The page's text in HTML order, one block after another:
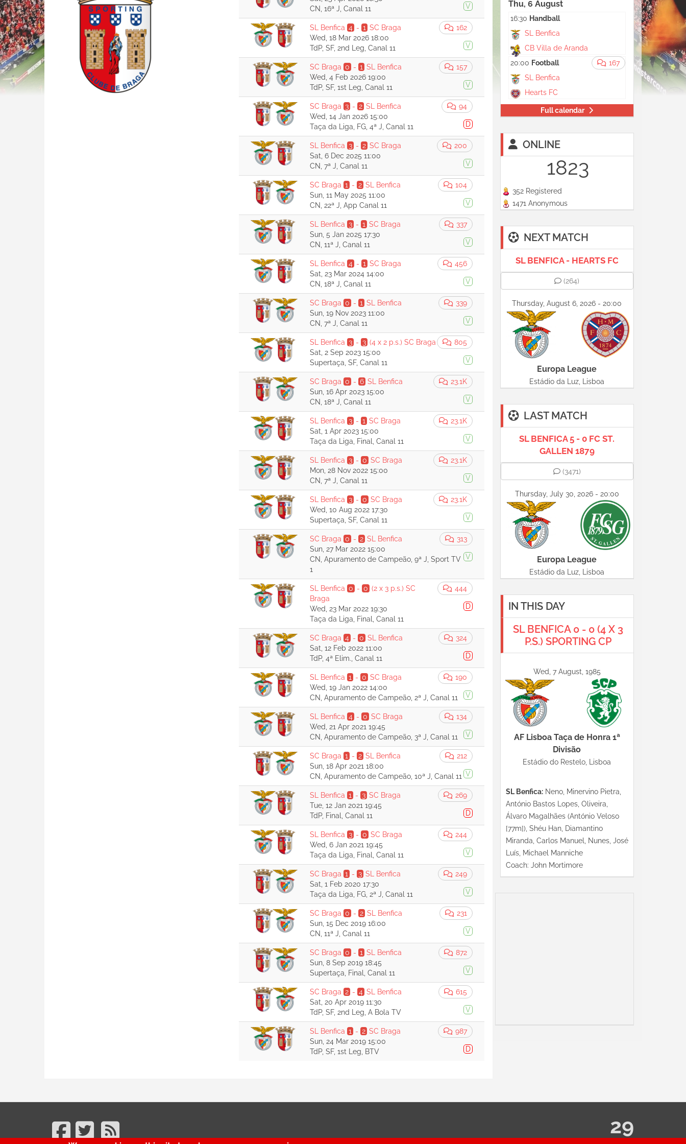
V
CN, 16ª J, Canal 11
162
V
SL Benfica 4- 1 SC Braga
Wed, 18 Mar 2026 18:00
TdP, SF, 2nd Leg, Canal 11
157
V
SC Braga 0 - 1 SL Benfica
Wed, 4 Feb 2026 19:00
TdP, SF, 1st Leg, Canal 11
94
D
SC Braga 3- 2 SL Benfica
Wed, 14 Jan 2026 15:00
Taça da Liga, FG, 4ª J, Canal 11
200
V
SL Benfica 3- 2 SC Braga
Sat, 6 Dec 2025 11:00
CN, 7ª J, Canal 11
104
V
SC Braga 1 - 2 SL Benfica
Sun, 11 May 2025 11:00
CN, 22ª J, App Canal 11
337
V
SL Benfica 3- 1 SC Braga
Sun, 5 Jan 2025 17:30
CN, 11ª J, Canal 11
456
V
SL Benfica 4- 1 SC Braga
Sat, 23 Mar 2024 14:00
CN, 18ª J, Canal 11
339
V
SC Braga 0 - 1 SL Benfica
Sun, 19 Nov 2023 11:00
CN, 7ª J, Canal 11
805
V
SL Benfica 3- 3(4 x 2 p.s.) SC Braga
Sat, 2 Sep 2023 15:00
Supertaça, SF, Canal 11
23.1K
V
SC Braga 0 - 6 SL Benfica
Sun, 16 Apr 2023 15:00
CN, 18ª J, Canal 11
23.1K
V
SL Benfica 3- 1 SC Braga
Sat, 1 Apr 2023 15:00
Taça da Liga, Final, Canal 11
23.1K
V
SL Benfica 3- 0 SC Braga
Mon, 28 Nov 2022 15:00
CN, 7ª J, Canal 11
23.1K
V
SL Benfica 3- 0 SC Braga
Wed, 10 Aug 2022 17:30
Supertaça, SF, Canal 11
313
V
SC Braga 0 - 2 SL Benfica
Sun, 27 Mar 2022 15:00
CN, Apuramento de Campeão, 9ª J, Sport TV
1
444
D
SL Benfica 0 - 0 (2 x 3 p.s.) SC
Braga
Wed, 23 Mar 2022 19:30
Taça da Liga, Final, Canal 11
324
D
SC Braga 4- 0 SL Benfica
Sat, 12 Feb 2022 11:00
TdP, 4ª Elim., Canal 11
190
V
SL Benfica 1 - 0 SC Braga
Wed, 19 Jan 2022 14:00
CN, Apuramento de Campeão, 2ª J, Canal 11
134
V
SL Benfica 4- 0 SC Braga
Wed, 21 Apr 2021 19:45
CN, Apuramento de Campeão, 3ª J, Canal 11
212
V
SC Braga 1 - 2 SL Benfica
Sun, 18 Apr 2021 18:00
CN, Apuramento de Campeão, 10ª J, Canal 11
269
D
SL Benfica 1 - 3 SC Braga
Tue, 12 Jan 2021 19:45
TdP, Final, Canal 11
244
V
SL Benfica 3- 0 SC Braga
Wed, 6 Jan 2021 19:45
Taça da Liga, Final, Canal 11
249
V
SC Braga 1 - 3 SL Benfica
Sat, 1 Feb 2020 17:30
Taça da Liga, FG, 2ª J, Canal 11
231
V
SC Braga 0 - 2 SL Benfica
Sun, 15 Dec 2019 16:00
CN, 11ª J, Canal 11
872
V
SC Braga 0 - 1 SL Benfica
Sun, 8 Sep 2019 18:45
Supertaça, Final, Canal 11
615
V
SC Braga 2- 4 SL Benfica
Sat, 20 Apr 2019 11:30
TdP, SF, 2nd Leg, A Bola TV
987
D
SL Benfica 1 - 2 SC Braga
Sun, 24 Mar 2019 15:00
TdP, SF, 1st Leg, BTV
Thu, 6 August
16:30 Handball
SL Benfica
CB Villa de Aranda
167
20:00 Football
SL Benfica
Hearts FC
Full calendar
ONLINE
1823
352 Registered
1471 Anonymous
NEXT MATCH
SL BENFICA - HEARTS FC
(264)
Thursday, August 6, 2026 - 20:00
Europa League
Estádio da Luz, Lisboa
LAST MATCH
SL BENFICA 5 - 0 FC ST.
GALLEN 1879
(3471)
Thursday, July 30, 2026 - 20:00
Europa League
Estádio da Luz, Lisboa
IN THIS DAY
SL BENFICA 0 - 0 (4 X 3
P.S.) SPORTING CP
Wed, 7 August, 1985
AF Lisboa Taça de Honra 1ª
Divisão
Estádio do Restelo, Lisboa
SL Benfica:Neno, Minervino Pietra,
António Bastos Lopes, Oliveira,
Álvaro Magalhães (António Veloso
[77m]), Shéu Han, Diamantino
Miranda, Carlos Manuel, Nunes, José
Luís, Michael Manniche
Coach: John Mortimore
29